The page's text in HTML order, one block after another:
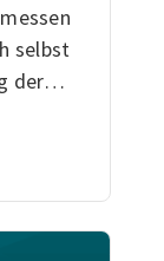
selbst
der…